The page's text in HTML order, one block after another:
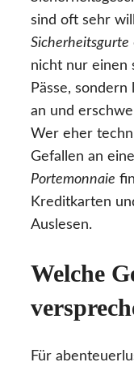
sind oft sehr
Sicherheitsgurte
nicht nur einen
Pässe,
an und
Wer eher
Gefallen an
Portemonnaie
Kreditkarten
Auslesen.
Welche
Für